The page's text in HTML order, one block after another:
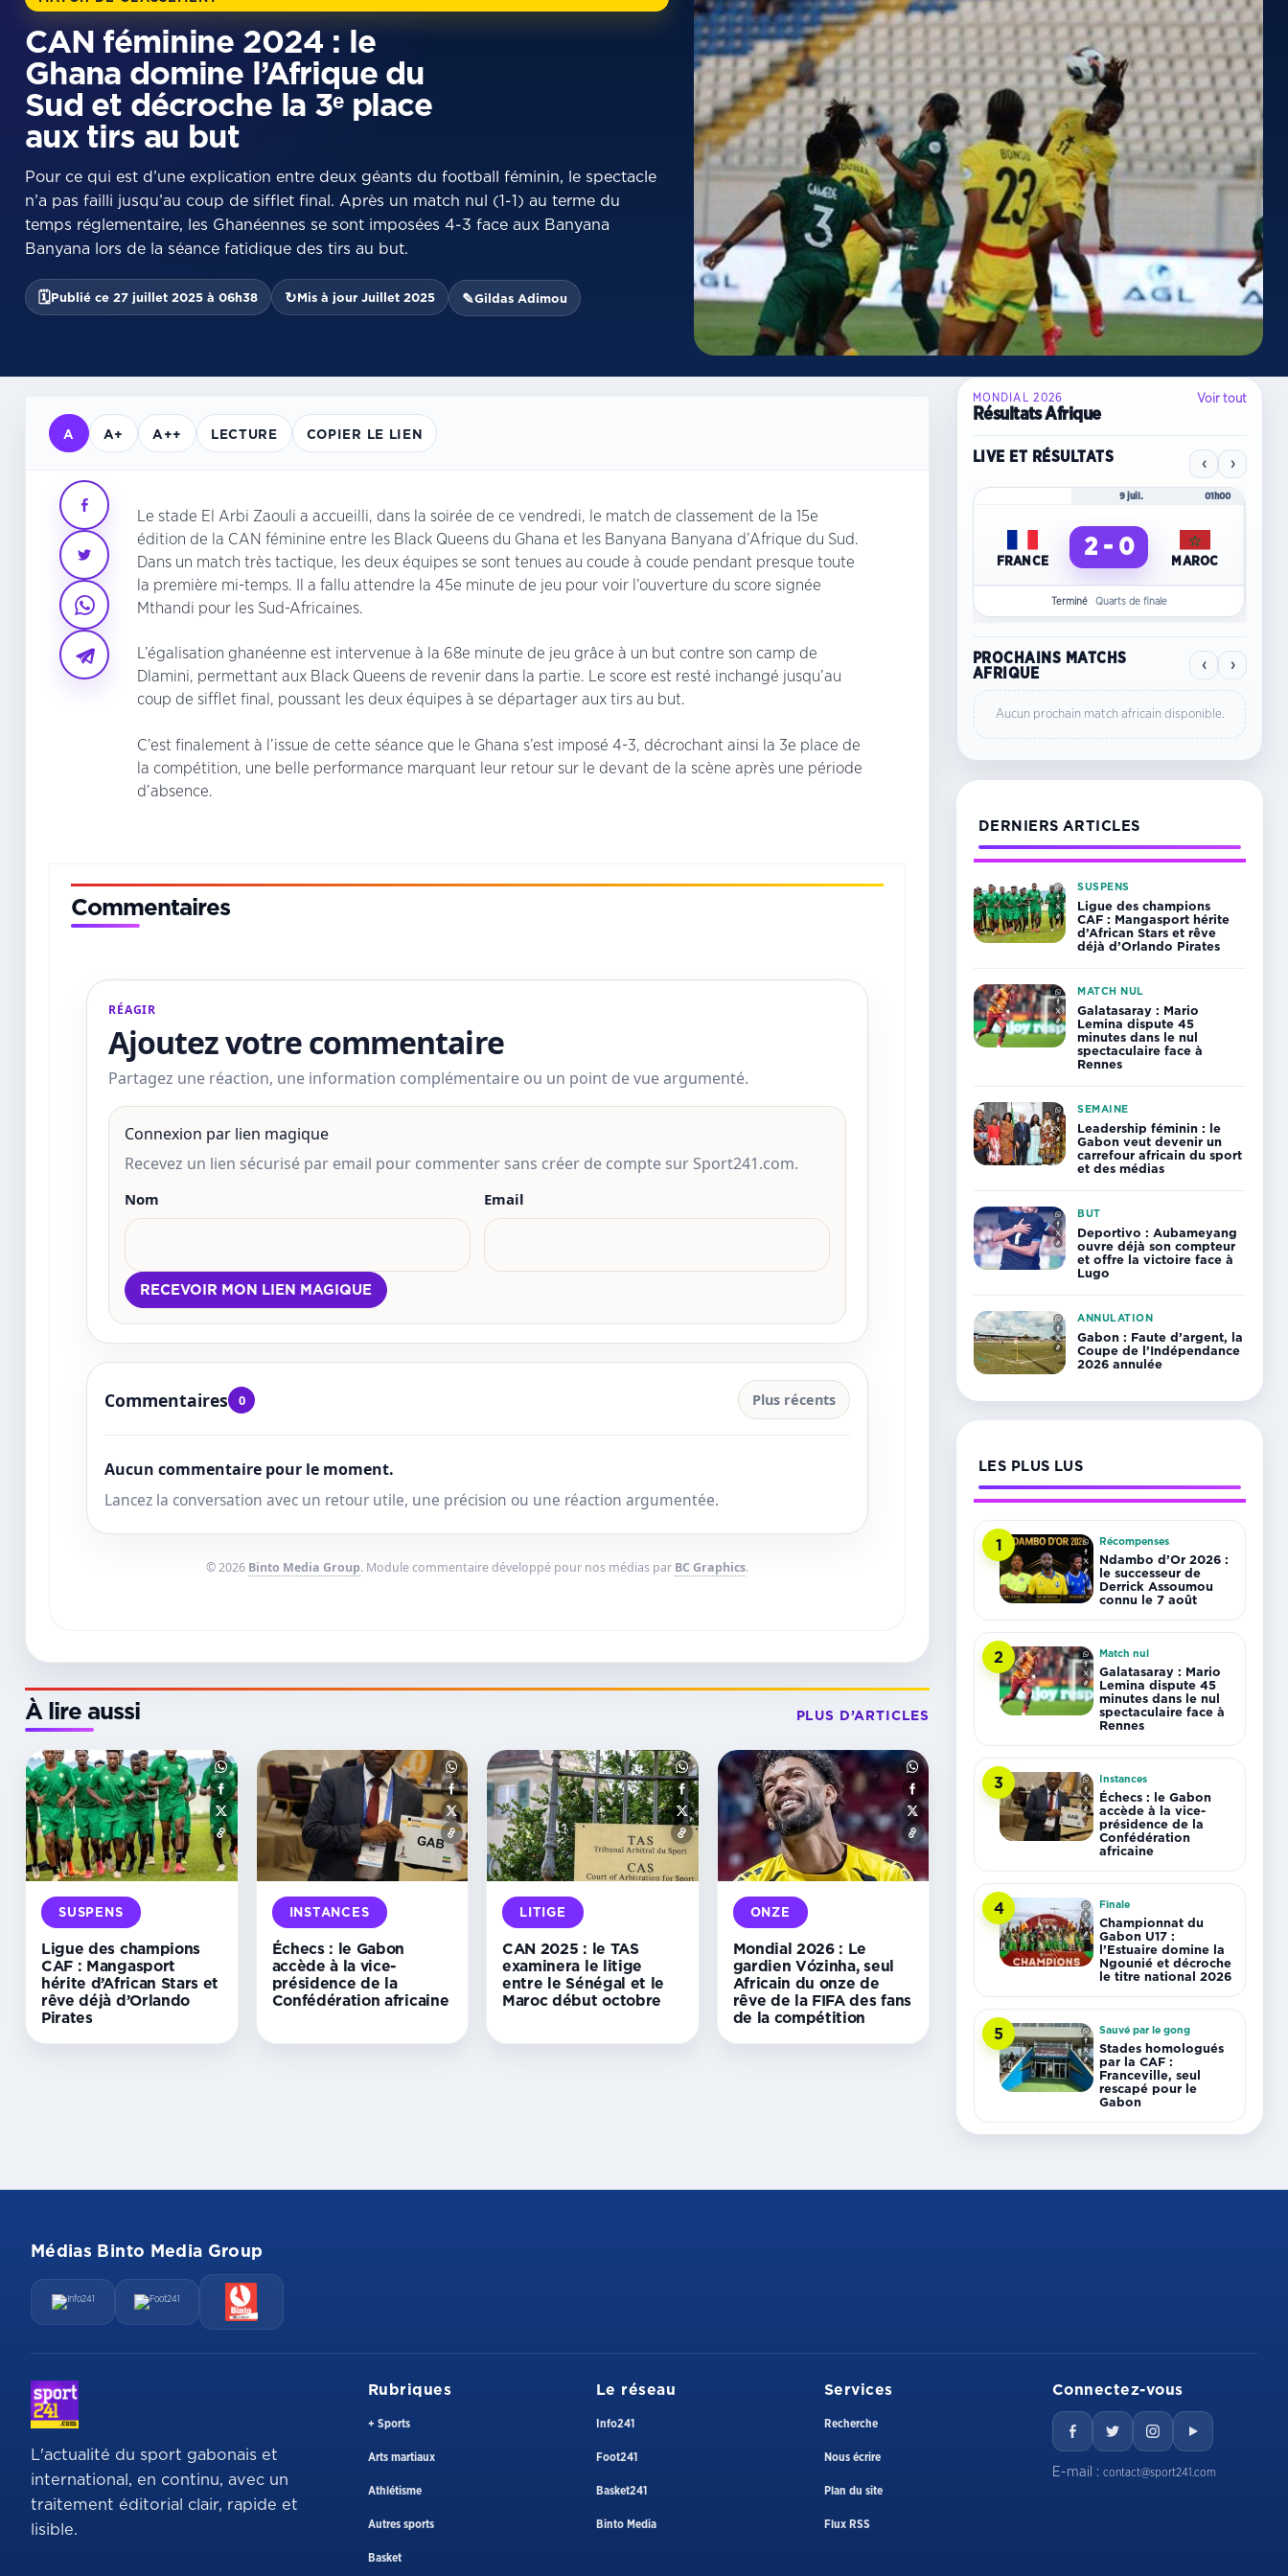
CAN féminine 2024 : le
Ghana domine l’Afrique du
Sud et décroche la 3ᵉ place
aux tirs au but
Pour ce qui est d’une explication entre deux géants du football féminin, le spectacle
n’a pas failli jusqu’au coup de sifflet final. Après un match nul (1-1) au terme du
temps réglementaire, les Ghanéennes se sont imposées 4-3 face aux Banyana
Banyana lors de la séance fatidique des tirs au but.
🗓 Publié ce 27 juillet 2025 à 06h38 ↻Mis à jour Juillet 2025 ✎Gildas Adimou
A A+ A++ LECTURE COPIER LE LIEN
Le stade El Arbi Zaouli a accueilli, dans la soirée de ce vendredi, le match de classement de la 15e
édition de la CAN féminine entre les Black Queens du Ghana et les Banyana Banyana d’Afrique du Sud.
Dans un match très tactique, les deux équipes se sont tenues au coude à coude pendant presque toute
la première mi-temps. Il a fallu attendre la 45e minute de jeu pour voir l’ouverture du score signée
Mthandi pour les Sud-Africaines.
L’égalisation ghanéenne est intervenue à la 68e minute de jeu grâce à un but contre son camp de
Dlamini, permettant aux Black Queens de revenir dans la partie. Le score est resté inchangé jusqu’au
coup de sifflet final, poussant les deux équipes à se départager aux tirs au but.
C’est finalement à l’issue de cette séance que le Ghana s’est imposé 4-3, décrochant ainsi la 3e place de
la compétition, une belle performance marquant leur retour sur le devant de la scène après une période
d’absence.
Commentaires
RÉAGIR
Ajoutez votre commentaire
Partagez une réaction, une information complémentaire ou un point de vue argumenté.
Connexion par lien magique
Recevez un lien sécurisé par email pour commenter sans créer de compte sur Sport241.com.
Nom Email
Commentaires 0 Plus récents
Aucun commentaire pour le moment.
Lancez la conversation avec un retour utile, une précision ou une réaction argumentée.
© 2026 Binto Media Group. Module commentaire développé pour nos médias par BC Graphics.
À lire aussi PLUS D’ARTICLES
SUSPENS
Ligue des champions
CAF : Mangasport
hérite d’African Stars et
rêve déjà d’Orlando
Pirates
INSTANCES
Échecs : le Gabon
accède à la vice-
présidence de la
Confédération africaine
LITIGE
CAN 2025 : le TAS
examinera le litige
entre le Sénégal et le
Maroc début octobre
ONZE
Mondial 2026 : Le
gardien Vózinha, seul
Africain du onze de
rêve de la FIFA des fans
de la compétition
MONDIAL 2026
Résultats Afrique
Voir tout
LIVE ET RÉSULTATS ‹ ›
9 juil. 01h00
FRANCE
2 - 0
MAROC
Terminé Quarts de finale
PROCHAINS MATCHS
AFRIQUE
‹ ›
Aucun prochain match africain disponible.
DERNIERS ARTICLES
SUSPENS
Ligue des champions
CAF : Mangasport hérite
d’African Stars et rêve
déjà d’Orlando Pirates
MATCH NUL
Galatasaray : Mario
Lemina dispute 45
minutes dans le nul
spectaculaire face à
Rennes
SEMAINE
Leadership féminin : le
Gabon veut devenir un
carrefour africain du sport
et des médias
BUT
Deportivo : Aubameyang
ouvre déjà son compteur
et offre la victoire face à
Lugo
ANNULATION
Gabon : Faute d’argent, la
Coupe de l’Indépendance
2026 annulée
LES PLUS LUS
1 Récompenses
Ndambo d’Or 2026 :
le successeur de
Derrick Assoumou
connu le 7 août
2 Match nul
Galatasaray : Mario
Lemina dispute 45
minutes dans le nul
spectaculaire face à
Rennes
3 Instances
Échecs : le Gabon
accède à la vice-
présidence de la
Confédération
africaine
4 Finale
Championnat du
Gabon U17 :
l’Estuaire domine la
Ngounié et décroche
le titre national 2026
5 Sauvé par le gong
Stades homologués
par la CAF :
Franceville, seul
rescapé pour le
Gabon
Médias Binto Media Group
L'actualité du sport gabonais et
international, en continu, avec un
traitement éditorial clair, rapide et
lisible.
Rubriques
+ Sports
Arts martiaux
Athlétisme
Autres sports
Basket
Le réseau
Info241
Foot241
Basket241
Binto Media
Services
Recherche
Nous écrire
Plan du site
Flux RSS
Connectez-vous
E-mail : contact@sport241.com